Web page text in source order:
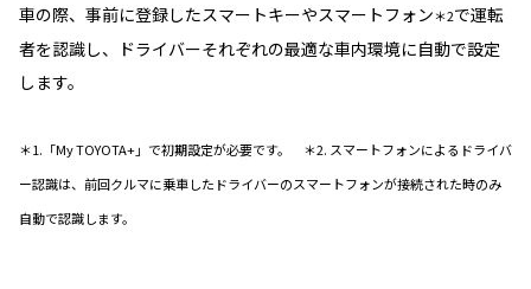
車の際、事前に登録したスマートキーやスマートフォン＊2で運転
者を認識し、ドライバーそれぞれの最適な車内環境に自動で設定
します。
＊1.「My TOYOTA+」で初期設定が必要です。 ＊2. スマートフォンによるドライバ
ー認識は、前回クルマに乗車したドライバーのスマートフォンが接続された時のみ
自動で認識します。